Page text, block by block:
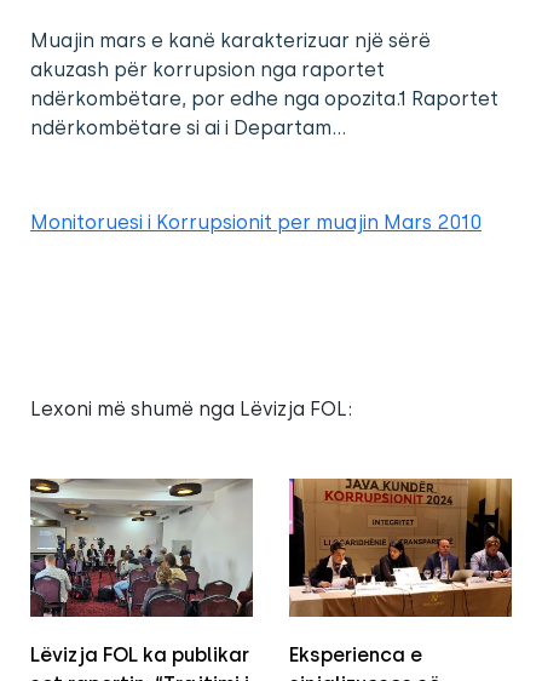
Muajin mars e kanë karakterizuar një sërë
akuzash për korrupsion nga raportet
ndërkombëtare, por edhe nga opozita.1 Raportet
ndërkombëtare si ai i Departam…
Monitoruesi i Korrupsionit per muajin Mars 2010
Lexoni më shumë nga Lëvizja FOL:
Lëvizja FOL ka publikar
Eksperienca e